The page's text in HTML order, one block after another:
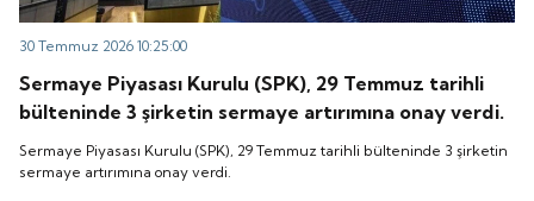
30 Temmuz 2026 10:25:00
Sermaye Piyasası Kurulu (SPK), 29 Temmuz tarihli
bülteninde 3 şirketin sermaye artırımına onay verdi.
Sermaye Piyasası Kurulu (SPK), 29 Temmuz tarihli bülteninde 3 şirketin
sermaye artırımına onay verdi.